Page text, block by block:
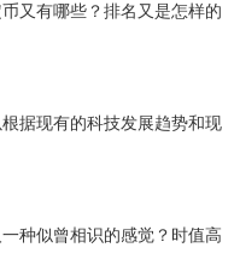
又有哪些？排名又是怎样的
据现有的科技发展趋势和现
种似曾相识的感觉？时值高